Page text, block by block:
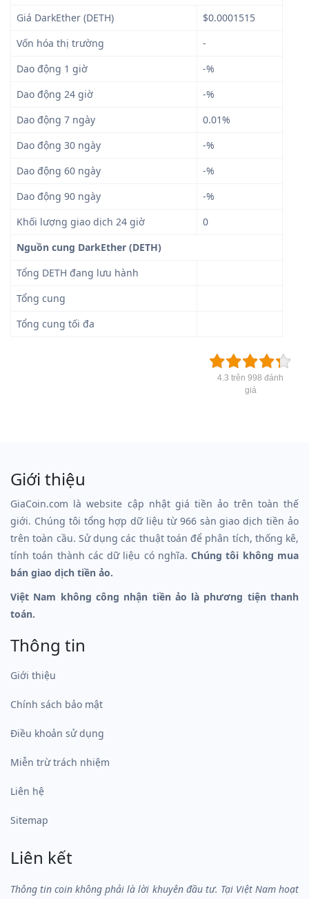
Giá DarkEther (DETH)
$0.0001515
Vốn hóa thị trường
-
Dao động 1 giờ
-%
Dao động 24 giờ
-%
Dao động 7 ngày
0.01%
Dao động 30 ngày
-%
Dao động 60 ngày
-%
Dao động 90 ngày
-%
Khối lượng giao dịch 24 giờ
0
Nguồn cung DarkEther (DETH)
Tổng DETH đang lưu hành
Tổng cung
Tổng cung tối đa
4.3 trên 998 đánh
giá
Giới thiệu
GiaCoin.com là website cập nhật giá tiền ảo trên toàn thế
giới. Chúng tôi tổng hợp dữ liệu từ 966 sàn giao dịch tiền ảo
trên toàn cầu. Sử dụng các thuật toán để phân tích, thống kê,
tính toán thành các dữ liệu có nghĩa.Chúng tôi không mua
bán giao dịch tiền ảo.
Việt Nam không công nhận tiền ảo là phương tiện thanh
toán.
Thông tin
Giới thiệu
Chính sách bảo mật
Điều khoản sử dụng
Miễn trừ trách nhiệm
Liên hệ
Sitemap
Liên kết
Thông tin coin không phải là lời khuyên đầu tư. Tại Việt Nam hoạt